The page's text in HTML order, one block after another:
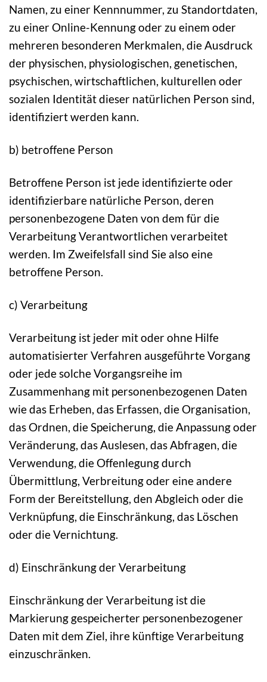
Namen, zu einer Kennnummer, zu Standortdaten,
zu einer Online-Kennung oder zu einem oder
mehreren besonderen Merkmalen, die Ausdruck
der physischen, physiologischen, genetischen,
psychischen, wirtschaftlichen, kulturellen oder
sozialen Identität dieser natürlichen Person sind,
identifiziert werden kann.
b) betroffene Person
Betroffene Person ist jede identifizierte oder
identifizierbare natürliche Person, deren
personenbezogene Daten von dem für die
Verarbeitung Verantwortlichen verarbeitet
werden. Im Zweifelsfall sind Sie also eine
betroffene Person.
c) Verarbeitung
Verarbeitung ist jeder mit oder ohne Hilfe
automatisierter Verfahren ausgeführte Vorgang
oder jede solche Vorgangsreihe im
Zusammenhang mit personenbezogenen Daten
wie das Erheben, das Erfassen, die Organisation,
das Ordnen, die Speicherung, die Anpassung oder
Veränderung, das Auslesen, das Abfragen, die
Verwendung, die Offenlegung durch
Übermittlung, Verbreitung oder eine andere
Form der Bereitstellung, den Abgleich oder die
Verknüpfung, die Einschränkung, das Löschen
oder die Vernichtung.
d) Einschränkung der Verarbeitung
Einschränkung der Verarbeitung ist die
Markierung gespeicherter personenbezogener
Daten mit dem Ziel, ihre künftige Verarbeitung
einzuschränken.